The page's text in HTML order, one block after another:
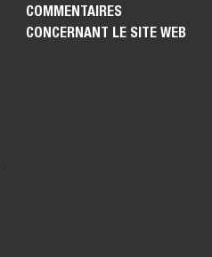
COMMENTAIRES
CONCERNANT LE SITE WEB